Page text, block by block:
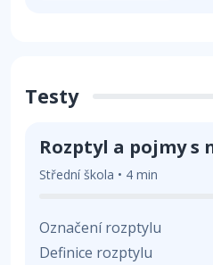
Testy
Rozptyl a pojmy s
Střední škola • 4 min
Označení rozptylu
Definice rozptylu